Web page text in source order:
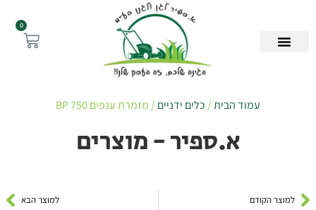
0
עמוד הבית/כלים ידניים/ מזמרת ענפים BP 750
א.ספיר - מוצרים
למוצר הקודם למוצר הבא